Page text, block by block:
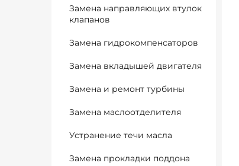
Замена направляющих втулок
клапанов
Замена гидрокомпенсаторов
Замена вкладышей двигателя
Замена и ремонт турбины
Замена маслоотделителя
Устранение течи масла
Замена прокладки поддона